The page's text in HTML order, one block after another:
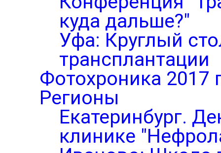
куда дальше?"
Уфа: Круглый
трансплантации
Фотохроника 2017
Регионы
Екатеринбург.
клинике